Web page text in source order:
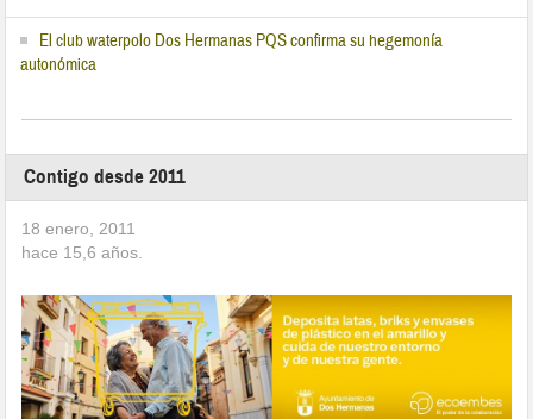
El club waterpolo Dos Hermanas PQS confirma su hegemonía
autonómica
Contigo desde 2011
18 enero, 2011
hace 15,6 años.